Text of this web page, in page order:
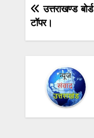
Post
उत्तराखण्ड
टॉपर।